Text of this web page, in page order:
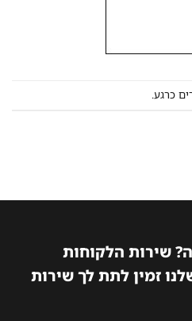
שירות הלקוחות
זמין לתת לך שירות